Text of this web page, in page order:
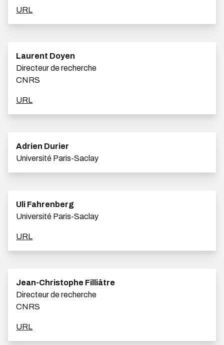
URL
Laurent Doyen
Directeur de recherche
CNRS
URL
Adrien Durier
Université Paris-Saclay
Uli Fahrenberg
Université Paris-Saclay
URL
Jean-Christophe Filliâtre
Directeur de recherche
CNRS
URL